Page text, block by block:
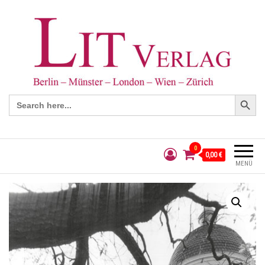
Search
for:
Search Button
MENÜ
0
0,00 €